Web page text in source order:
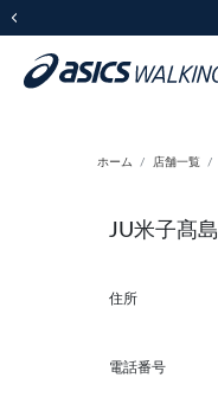
ホーム 店舗一覧
JU米子髙
住所
電話番号